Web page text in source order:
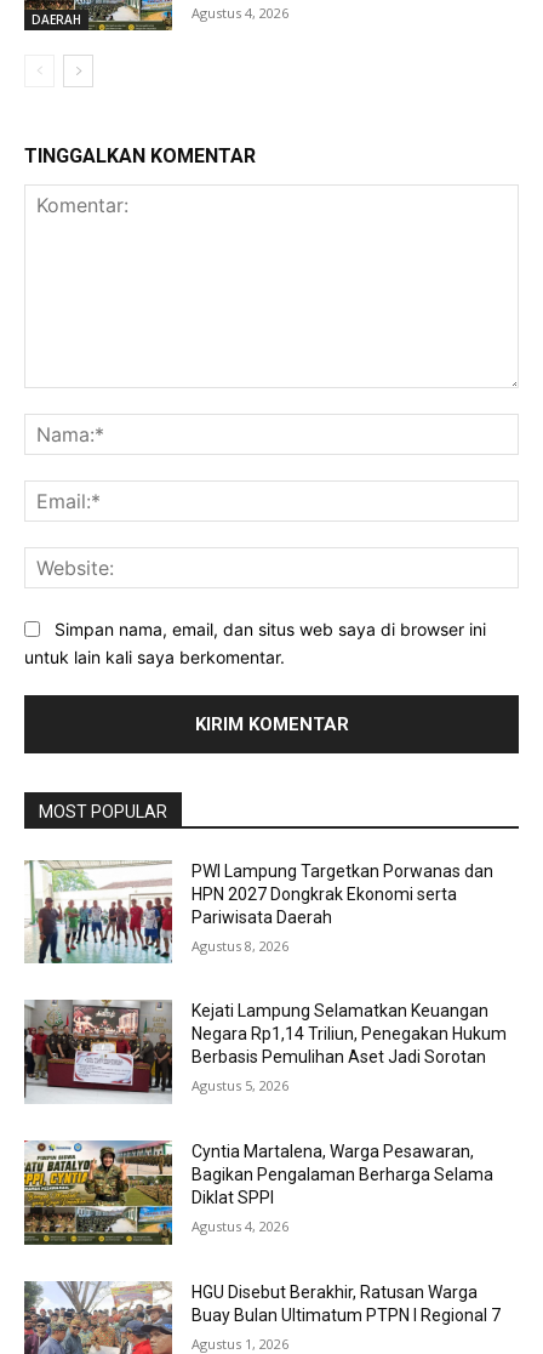
DAERAH Agustus 4, 2026
TINGGALKAN KOMENTAR
Simpan nama, email, dan situs web saya di browser ini
untuk lain kali saya berkomentar.
MOST POPULAR
PWI Lampung Targetkan Porwanas dan
HPN 2027 Dongkrak Ekonomi serta
Pariwisata Daerah
Agustus 8, 2026
Kejati Lampung Selamatkan Keuangan
Negara Rp1,14 Triliun, Penegakan Hukum
Berbasis Pemulihan Aset Jadi Sorotan
Agustus 5, 2026
Cyntia Martalena, Warga Pesawaran,
Bagikan Pengalaman Berharga Selama
Diklat SPPI
Agustus 4, 2026
HGU Disebut Berakhir, Ratusan Warga
Buay Bulan Ultimatum PTPN I Regional 7
Agustus 1, 2026